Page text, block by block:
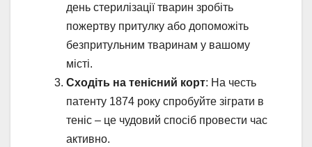
день стерилізації тварин зробіть
пожертву притулку або допоможіть
безпритульним тваринам у вашому
місті.
Сходіть на тенісний корт: На честь
патенту 1874 року спробуйте зіграти в
теніс – це чудовий спосіб провести час
активно.